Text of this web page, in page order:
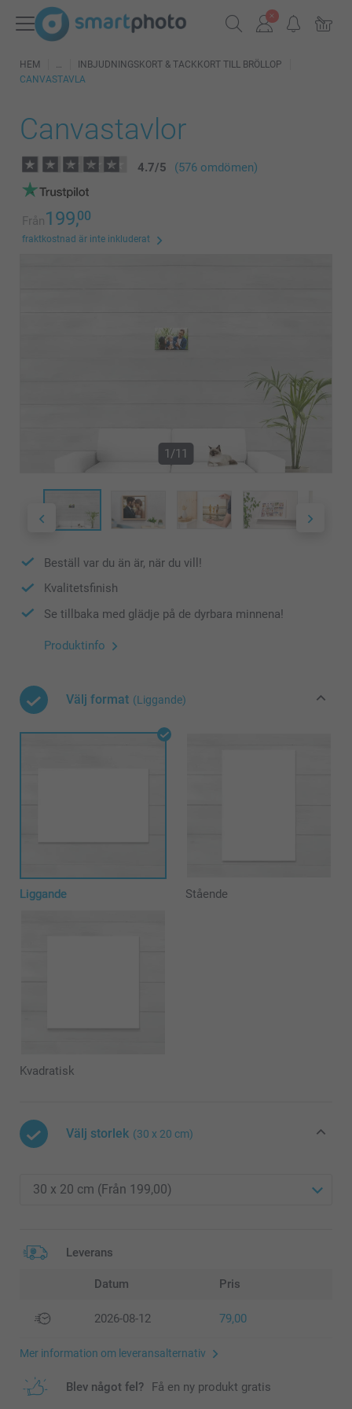
HEM
INBJUDNINGSKORT & TACKKORT TILL BRÖLLOP
CANVASTAVLA
Canvastavlor
4.7/5 (576 omdömen)
Från199,00
fraktkostnad är inte inkluderat
1/11
Beställ var du än är, när du vill!
Kvalitetsfinish
Se tillbaka med glädje på de dyrbara minnena!
Produktinfo
Välj format (Liggande)
Liggande Stående
Kvadratisk
Välj storlek (30 x 20 cm)
Leverans
Datum Pris
2026-08-12 79,00
Mer information om leveransalternativ
Blev något fel? Få en ny produkt gratis